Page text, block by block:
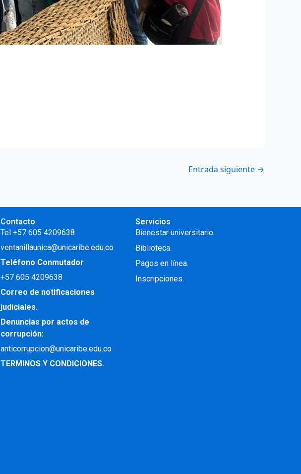
Entrada siguiente →
Contacto
Tel +57 605 4209638
ventanillaunica@unicaribe.edu.co
Teléfono Conmutador
+57605 4209638
Correo de notificaciones
judiciales.
Denuncias por actos de
corrupción:
anticorrupcion@unicaribe.edu.co
TERMINOS Y CONDICIONES.
Servicios
Bienestar universitario.
Biblioteca.
Pagos en línea.
Inscripciones.